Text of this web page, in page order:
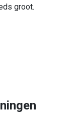
groot.